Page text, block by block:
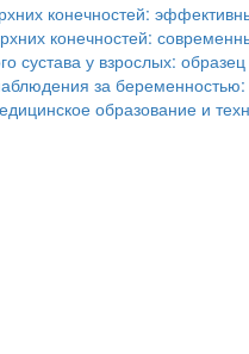
конечностей:
конечностей:
сустава у взрослых:
за
образование и